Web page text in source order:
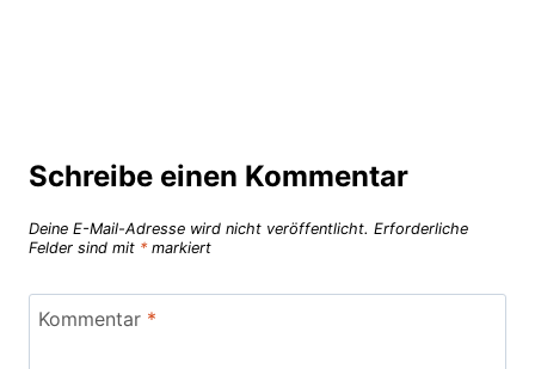
Schreibe einen Kommentar
Deine E-Mail-Adresse wird nicht veröffentlicht. Erforderliche
Felder sind mit *markiert
Kommentar *